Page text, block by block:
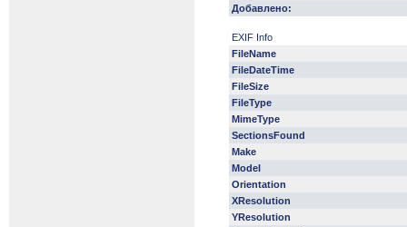
Добавлено:
EXIF Info
FileName
FileDateTime
FileSize
FileType
MimeType
SectionsFound
Make
Model
Orientation
XResolution
YResolution